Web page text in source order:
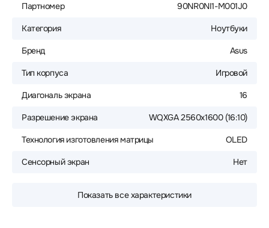
Партномер 90NR0NI1-M001J0
Категория Ноутбуки
Бренд Asus
Тип корпуса Игровой
Диагональ экрана 16
Разрешение экрана WQXGA 2560x1600 (16:10)
Технология изготовления матрицы OLED
Сенсорный экран Нет
Показать все характеристики